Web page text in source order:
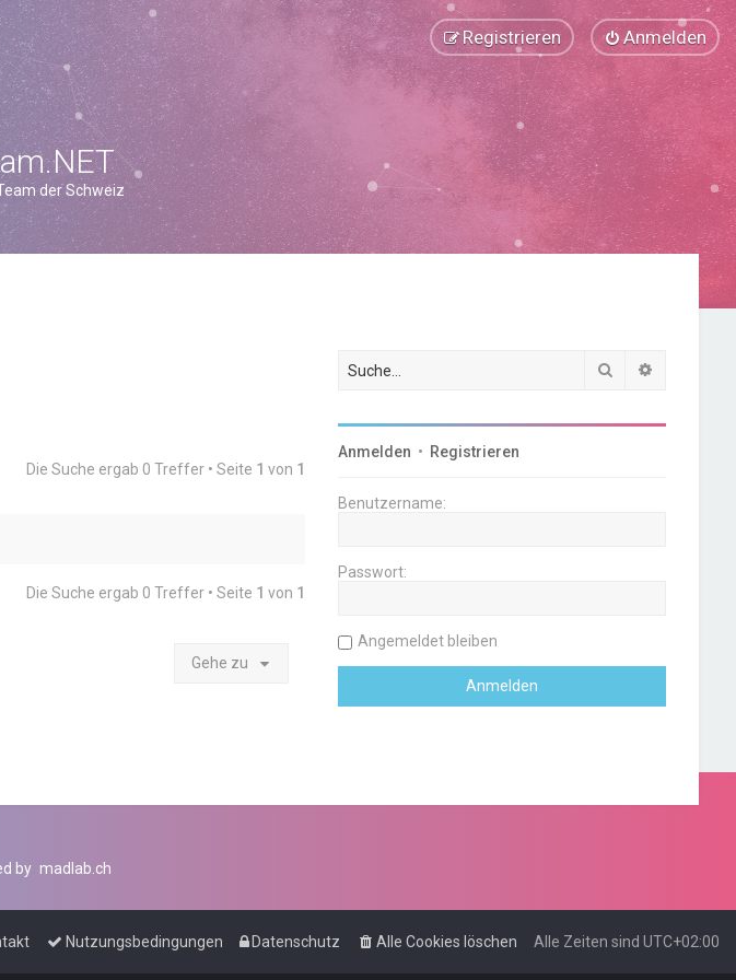
Anmelden
Registrieren
der Schweiz
Die Suche ergab 0 Treffer • Seite 1 von 1
Die Suche ergab 0 Treffer • Seite 1 von 1
Gehe zu
Suche
Anmelden • Registrieren
Benutzername:
Passwort:
Angemeldet bleiben
by madlab.ch
Alle Zeiten sind UTC+02:00
Alle Cookies löschen
Datenschutz
Nutzungsbedingungen